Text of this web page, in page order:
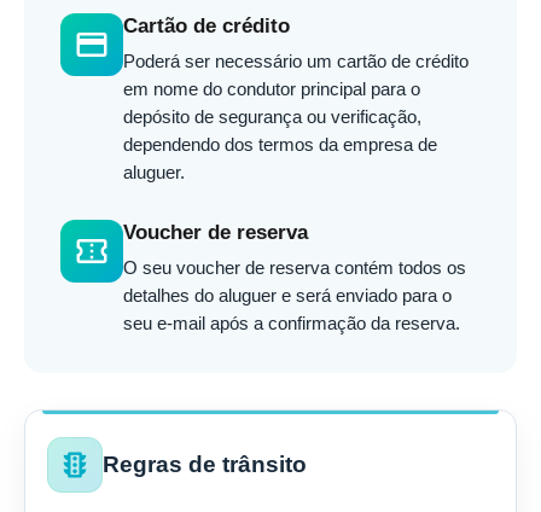
credit_card
Cartão de crédito
Poderá ser necessário um cartão de crédito
em nome do condutor principal para o
depósito de segurança ou verificação,
dependendo dos termos da empresa de
aluguer.
confirmation_number
Voucher de reserva
O seu voucher de reserva contém todos os
detalhes do aluguer e será enviado para o
seu e-mail após a confirmação da reserva.
traffic Regras de trânsito